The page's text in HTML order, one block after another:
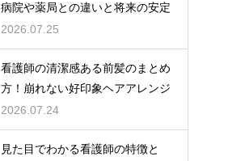
病院や薬局との違いと将来の安定
2026.07.25
看護師の清潔感ある前髪のまとめ
方！崩れない好印象ヘアアレンジ
2026.07.24
見た目でわかる看護師の特徴と